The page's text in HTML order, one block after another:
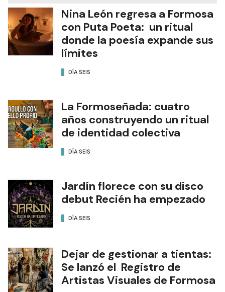
Nina León regresa a Formosa
con Puta Poeta: un ritual
donde la poesía expande sus
límites
DÍA SEIS
La Formoseñada: cuatro
años construyendo un ritual
de identidad colectiva
DÍA SEIS
Jardín florece con su disco
debut Recién ha empezado
DÍA SEIS
Dejar de gestionar a tientas:
Se lanzó el Registro de
Artistas Visuales de Formosa